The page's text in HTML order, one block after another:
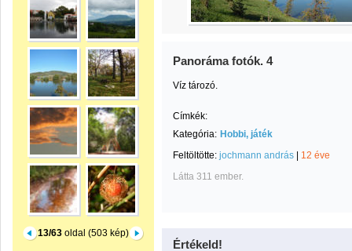
13/63 oldal (503 kép)
Panoráma fotók. 4
Víz tározó.
Címkék:
Kategória: Hobbi, játék
Feltöltötte: jochmann andrás
12 éve
Látta 311 ember.
Értékeld!